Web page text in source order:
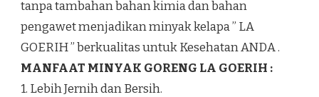
tanpa tambahan bahan kimia dan bahan
pengawet menjadikan minyak kelapa ” LA
GOERIH ” berkualitas untuk Kesehatan ANDA .
MANFAAT MINYAK GORENG LA GOERIH :
1. Lebih Jernih dan Bersih.